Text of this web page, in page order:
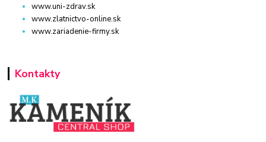
www.uni-zdrav.sk
www.zlatnictvo-online.sk
www.zariadenie-firmy.sk
Kontakty